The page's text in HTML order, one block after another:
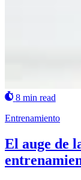
8 min read
Entrenamiento
El auge de